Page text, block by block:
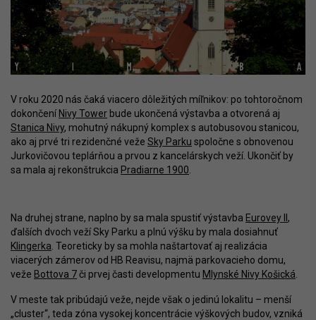
V roku 2020 nás čaká viacero dôležitých míľnikov: po tohtoročnom
dokončení Nivy Tower bude ukončená výstavba a otvorená aj
Stanica Nivy, mohutný nákupný komplex s autobusovou stanicou,
ako aj prvé tri rezidenčné veže Sky Parku spoločne s obnovenou
Jurkovičovou teplárňou a prvou z kancelárskych veží. Ukončiť by
sa mala aj rekonštrukcia Pradiarne 1900
Na druhej strane, naplno by sa mala spustiť výstavba Eurovey II ,
ďalších dvoch veží Sky Parku a plnú výšku by mala dosiahnuť
Klingerka . Teoreticky by sa mohla naštartovať aj realizácia
viacerých zámerov od HB Reavisu, najmä parkovacieho domu,
veže Bottova 7či prvej časti developmentu Mlynské Nivy Košická
V meste tak pribúdajú veže, nejde však o jedinú lokalitu – menší
„cluster“, teda zóna vysokej koncentrácie výškových budov, vzniká